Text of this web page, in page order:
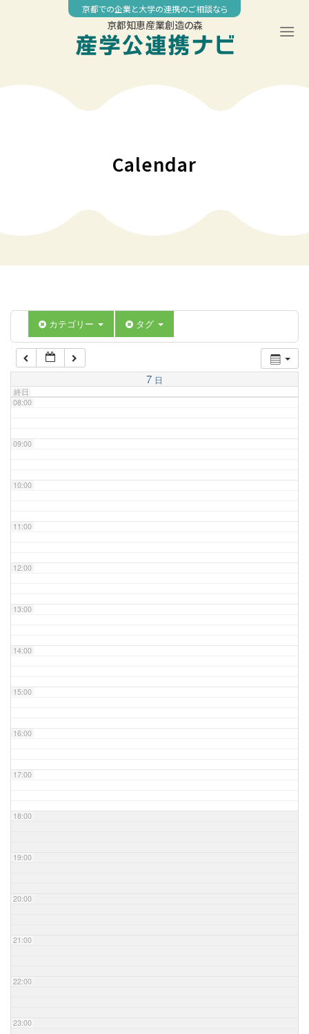
京都での企業と大学の連携のご相談なら
京都知恵産業創造の森
Calendar
カテゴリー タグ
7 日
終日
04:00
07:00
08:00
09:00
10:00
11:00
12:00
13:00
14:00
15:00
16:00
17:00
18:00
19:00
20:00
21:00
22:00
23:00